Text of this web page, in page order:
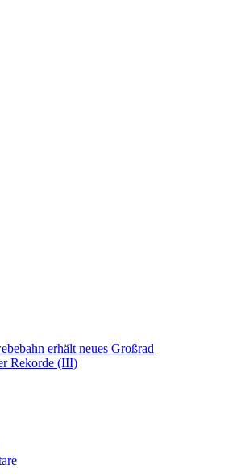
erhält neues Großrad
Rekorde (III)